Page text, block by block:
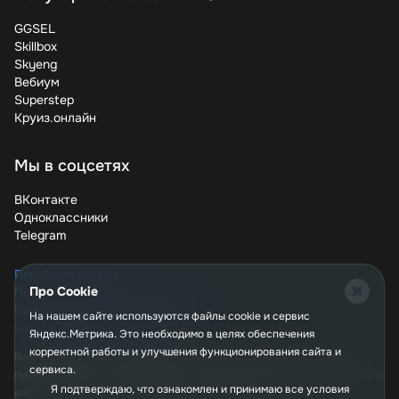
GGSEL
Skillbox
Skyeng
Вебиум
Superstep
Круиз.онлайн
Мы в соцсетях
ВКонтакте
Одноклассники
Telegram
Про CouponMagic
Политика конфиденциальности
Пользовательское соглашение
Часто задаваемые вопросы
Вся информация, опубликованная на сайте couponmagic.ru, не является
публичной офертой, определяемой положениями Статьи 437 Гражданского
кодекса РФ, и носит исключительно справочный характер.
Про Cookie
На нашем сайте используются файлы сookie и сервис
Яндекс.Метрика. Это необходимо в целях обеспечения
корректной работы и улучшения функционирования сайта и
сервиса.
Я подтверждаю, что ознакомлен и принимаю все условия